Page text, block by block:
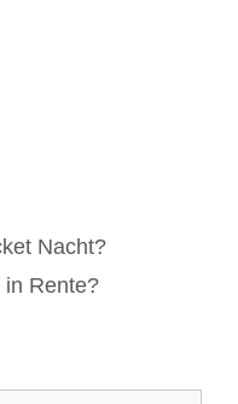
Nacht?
in Rente?